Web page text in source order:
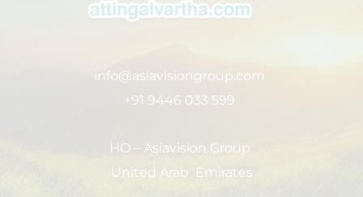
info@asiavisiongroup.com
+91 9446 033 599
HO – Asiavision Group
United Arab Emirates